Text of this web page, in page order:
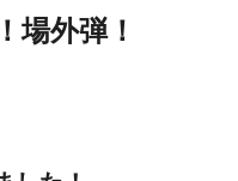
場外弾！